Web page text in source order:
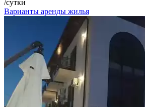
/сутки
Варианты аренды жилья